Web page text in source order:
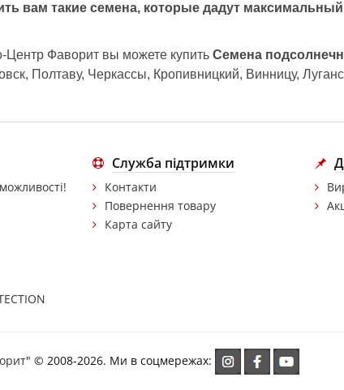
вам такие семена, которые дадут
Центр Фаворит вы можете купить Семена
Полтаву, Черкассы, Кропивницкий, Винницу,
Служба підтримки
Контакти
Повернення товару
Карта сайту
" © 2008-2026. Ми в соцмережах: